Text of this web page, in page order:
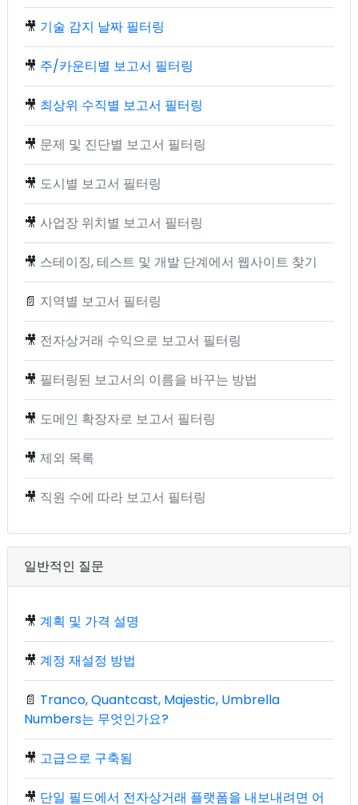
🎥 기술 감지 날짜 필터링
🎥 주/카운티별 보고서 필터링
🎥 최상위 수직별 보고서 필터링
🎥 문제 및 진단별 보고서 필터링
🎥 도시별 보고서 필터링
🎥 사업장 위치별 보고서 필터링
🎥 스테이징, 테스트 및 개발 단계에서 웹사이트 찾기
📄 지역별 보고서 필터링
🎥 전자상거래 수익으로 보고서 필터링
🎥 필터링된 보고서의 이름을 바꾸는 방법
🎥 도메인 확장자로 보고서 필터링
🎥 제외 목록
🎥 직원 수에 따라 보고서 필터링
일반적인 질문
🎥 계획 및 가격 설명
🎥 계정 재설정 방법
📄 Tranco, Quantcast, Majestic, Umbrella
Numbers는 무엇인가요?
🎥 고급으로 구축됨
🎥 단일 필드에서 전자상거래 플랫폼을 내보내려면 어